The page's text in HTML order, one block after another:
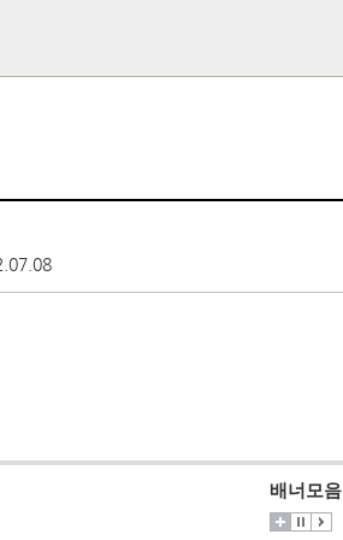
배너모음